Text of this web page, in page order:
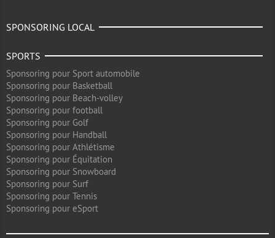
SPONSORING LOCAL
SPORTS
Sponsoring pour Sport automobile
Sponsoring pour Basketball
Sponsoring pour Beach-volley
Sponsoring pour football
Sponsoring pour Golf
Sponsoring pour Handball
Sponsoring pour Athlétisme
Sponsoring pour Équitation
Sponsoring pour Snowboard
Sponsoring pour Surf
Sponsoring pour Tennis
Sponsoring pour eSport